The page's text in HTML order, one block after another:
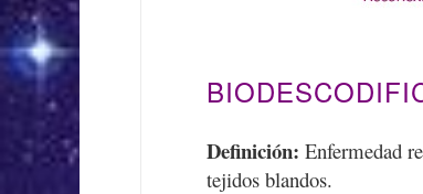
Definición: Enfermedad
tejidos blandos.